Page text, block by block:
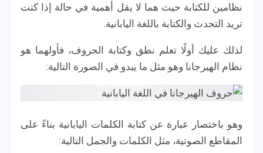
نظامين للكتابة حيث هما لا يقل أهمية في حالة إذا كنت
تريد التحدث والكتابة باللغة اليابانية.
لذلك عليك أولًا تعلم نطق وكتابة الحروف، فأولهما هو
نظام الهيرجانا وهو مثل ما يبدو في الصورة التالية:
وهو باختصار عبارة عن كتابة الكلمات اليابانية بناءً على
المقاطع الصوتية، مثل الكلمات والجمل التالية: